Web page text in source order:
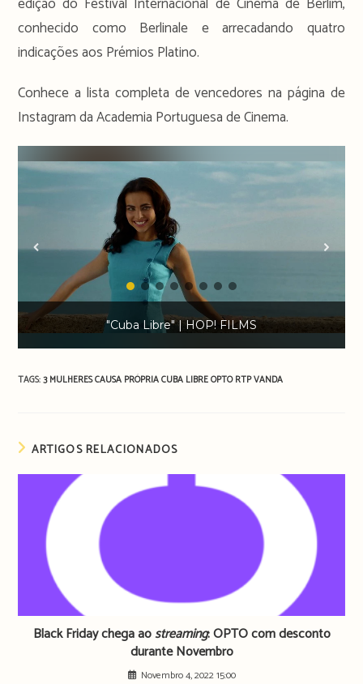
conhecido como Berlinale e arrecadando quatro
indicações aos Prémios Platino.
Conhece a lista completa de vencedores na página de
Instagram da Academia Portuguesa de Cinema.
"Cuba Libre" | HOP! FILMS
TAGS:3 MULHERESCAUSA PRÓPRIACUBA LIBREOPTORTPVANDA
ARTIGOS RELACIONADOS
Black Friday chega aostreaming: OPTO com desconto
durante Novembro
Novembro 4, 2022 15:00